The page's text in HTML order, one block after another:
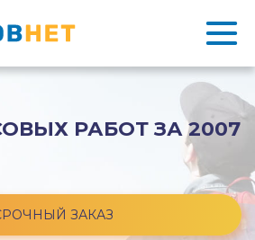
РАБОТ ЗА 2007
ЗАКАЗ